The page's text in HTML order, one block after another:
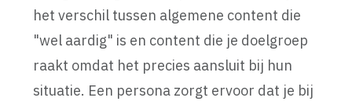
het verschil tussen algemene content die
"wel aardig" is en content die je doelgroep
raakt omdat het precies aansluit bij hun
situatie. Een persona zorgt ervoor dat je bij